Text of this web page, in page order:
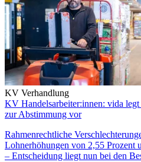
KV Verhandlung
KV Handelsarbeiter:innen: vida
zur Abstimmung vor
Rahmenrechtliche
Lohnerhöhungen von 2,55 Prozent
– Entscheidung liegt nun bei den